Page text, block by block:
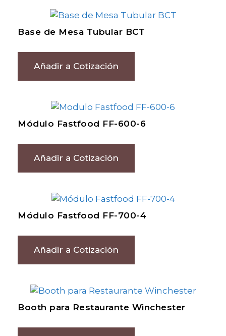
Base de Mesa Tubular BCT
Añadir a Cotización
Módulo Fastfood FF-600-6
Añadir a Cotización
Módulo Fastfood FF-700-4
Añadir a Cotización
Booth para Restaurante Winchester